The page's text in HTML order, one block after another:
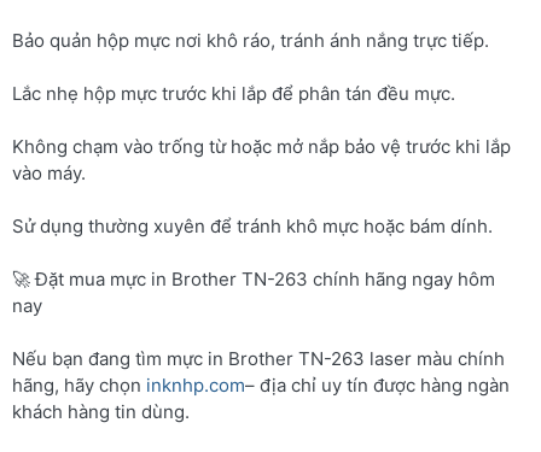
Bảo quản hộp mực nơi khô ráo, tránh ánh nắng trực tiếp.
Lắc nhẹ hộp mực trước khi lắp để phân tán đều mực.
Không chạm vào trống từ hoặc mở nắp bảo vệ trước khi lắp
vào máy.
Sử dụng thường xuyên để tránh khô mực hoặc bám dính.
🚀 Đặt mua mực in Brother TN-263 chính hãng ngay hôm
nay
Nếu bạn đang tìm mực in Brother TN-263 laser màu chính
hãng, hãy chọn inknhp.com– địa chỉ uy tín được hàng ngàn
khách hàng tin dùng.